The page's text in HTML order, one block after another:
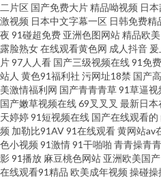
二片区 国产免费大片精品呦视频 日
激视频 日本中文字幕一区 日韩免费精
夜 91碰超免费 亚洲色图网站精品欧美
露脸熟女在线观看黄色网 成人抖音 爰
片97人人看 国产三级视频在线91免
站人 黄色91福利社 污网址18禁 国产
美激情福利网 国产青青青草91草逼视
国产嫩草视频在线69叉叉叉 最新日本
天婷婷91短视频在线 国产在线观看的
频 加勒比91AV91在线观看黄网站av
色小视频 91激情91干啪啪 青青操青
影91播放 麻豆桃色网站 亚洲欧美国
在线观看91精品 欧美成年视频 操碰操